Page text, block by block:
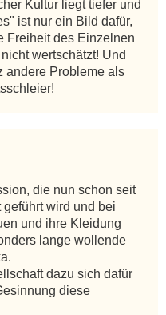
Kultur liegt tiefer und
ist nur ein Bild dafür,
Freiheit des Einzelnen
wertschätzt! Und
andere Probleme als
die nun schon seit
wird und bei
und ihre Kleidung
lange wollende
dazu sich dafür
diese